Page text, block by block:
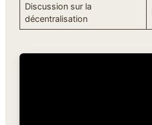
Discussion sur la
décentralisation